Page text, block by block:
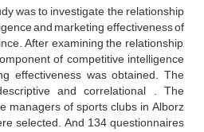
was to investigate the relationship
and marketing effectiveness of
After examining the relationship,
of competitive intelligence
effectiveness was obtained. The
and correlational . The
managers of sports clubs in Alborz
selected. And 134 questionnaires